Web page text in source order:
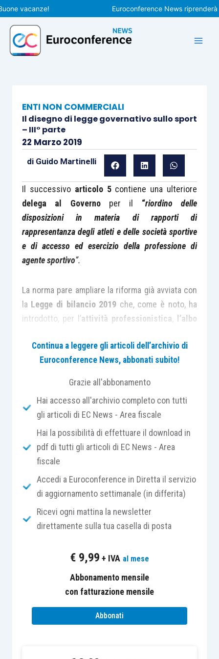
Vai
al
contenuto
vacanze! Euroconference News riprenderà le
ENTI NON COMMERCIALI
Il disegno di legge governativo sullo sport
– III° parte
22 Marzo 2019
di Guido Martinelli
Il successivo articolo 5contiene una ulteriore
delega al Governoper il “riordino delle
disposizioni in materia di rapporti di
rappresentanza degli atleti e delle società sportive
e di accesso ed esercizio della professione di
agente sportivo”.
La norma pare ampliare la riforma già avviata con
la Legge di bilancio 2019 che, come è noto, ha
introdotto, per l’attività professionistica, l’albo
esame: prima uno dicarattere generalepresso il
Coni (la cui prima sessione si è svolta in queste
intende andare ad operare.
Da evidenziare chela riforma, contrariamente a
quanto già previsto,disciplinerà anche gli agenti
che operano nel settore dilettantistico
tenderà a garantire l’autonomia,trasparenzae
indipendenzadell’agentee le modalità di
“garantiscano la
, comprese le previsioni di
Anche in questo caso ilgovernoavrà un
l’emanazione dei decreti delegatie ventiquattro
mesi successivi per l’emanazione dei correttivi
Continua a leggere gli articoli dell’archivio di
Euroconference News, abbonati subito!
Grazie all'abbonamento
Hai accesso all'archivio completo con tutti
gli articoli di EC News - Area fiscale
Hai la possibilità di effettuare il download in
pdf di tutti gli articoli di EC News - Area
fiscale
Accedi a Euroconference in Diretta il servizio
di aggiornamento settimanale (in differita)
Ricevi ogni mattina la newsletter
direttamente sulla tua casella di posta
€ 9,99 + IVA al mese
Abbonamento mensile
con fatturazione mensile
Abbonati